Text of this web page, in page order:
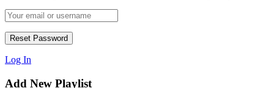
Log In
Add New Playlist